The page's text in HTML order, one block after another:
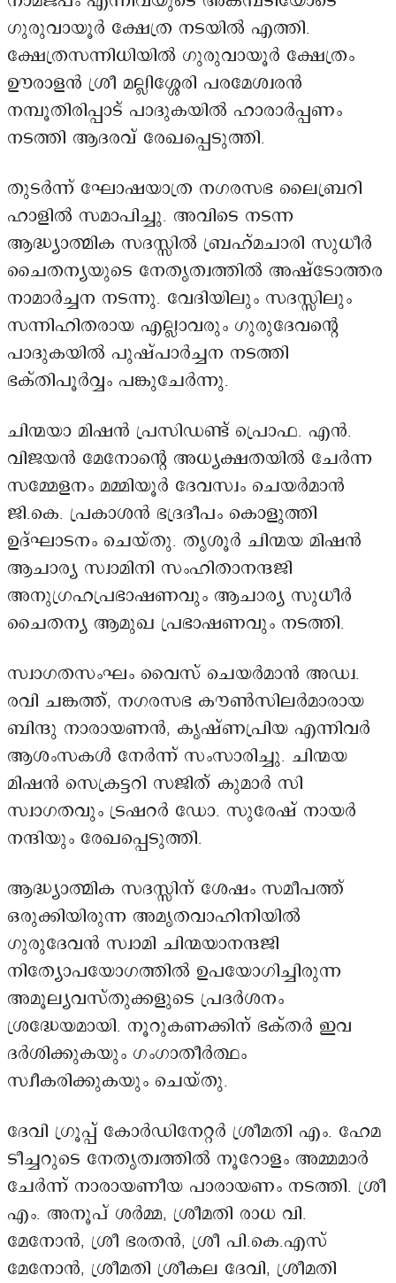
ഗുരുവായൂർ ക്ഷേത്ര നടയിൽ എത്തി.
ക്ഷേത്രസന്നിധിയിൽ ഗുരുവായൂർ ക്ഷേത്രം
ഊരാളൻ ശ്രീ മല്ലിശ്ശേരി പരമേശ്വരൻ
നമ്പൂതിരിപ്പാട് പാദുകയിൽ ഹാരാർപ്പണം
നടത്തി ആദരവ് രേഖപ്പെടുത്തി.
തുടർന്ന് ഘോഷയാത്ര നഗരസഭ ലൈബ്രറി
ഹാളിൽ സമാപിച്ചു. അവിടെ നടന്ന
ആദ്ധ്യാത്മിക സദസ്സിൽ ബ്രഹ്മചാരി സുധീർ
ചൈതന്യയുടെ നേതൃത്വത്തിൽ അഷ്ടോത്തര
നാമാർച്ചന നടന്നു. വേദിയിലും സദസ്സിലും
സന്നിഹിതരായ എല്ലാവരും ഗുരുദേവന്റെ
പാദുകയിൽ പുഷ്പാർച്ചന നടത്തി
ഭക്തിപൂർവ്വം പങ്കുചേർന്നു.
ചിന്മയാ മിഷൻ പ്രസിഡണ്ട് പ്രൊഫ. എൻ.
വിജയൻ മേനോന്റെ അധ്യക്ഷതയിൽ ചേർന്ന
സമ്മേളനം മമ്മിയൂർ ദേവസ്വം ചെയർമാൻ
ജി.കെ. പ്രകാശൻ ഭദ്രദീപം കൊളുത്തി
ഉദ്ഘാടനം ചെയ്തു. തൃശൂർ ചിന്മയ മിഷൻ
ആചാര്യ സ്വാമിനി സംഹിതാനന്ദജി
അനുഗ്രഹപ്രഭാഷണവും ആചാര്യ സുധീർ
ചൈതന്യ ആമുഖ പ്രഭാഷണവും നടത്തി.
സ്വാഗതസംഘം വൈസ് ചെയർമാൻ അഡ്വ.
രവി ചങ്കത്ത്, നഗരസഭ കൗൺസിലർമാരായ
ബിന്ദു നാരായണൻ, കൃഷ്ണപ്രിയ എന്നിവർ
ആശംസകൾ നേർന്ന് സംസാരിച്ചു. ചിന്മയ
മിഷൻ സെക്രട്ടറി സജിത് കുമാർ സി
സ്വാഗതവും ട്രഷറർ ഡോ. സുരേഷ് നായർ
നന്ദിയും രേഖപ്പെടുത്തി.
ആദ്ധ്യാത്മിക സദസ്സിന് ശേഷം സമീപത്ത്
ഒരുക്കിയിരുന്ന അമൃതവാഹിനിയിൽ
ഗുരുദേവൻ സ്വാമി ചിന്മയാനന്ദജി
നിത്യോപയോഗത്തിൽ ഉപയോഗിച്ചിരുന്ന
അമൂല്യവസ്തുക്കളുടെ പ്രദർശനം
ശ്രദ്ധേയമായി. നൂറുകണക്കിന് ഭക്തർ ഇവ
ദർശിക്കുകയും ഗംഗാതീർത്ഥം
സ്വീകരിക്കുകയും ചെയ്തു.
ദേവി ഗ്രൂപ്പ് കോർഡിനേറ്റർ ശ്രീമതി എം. ഹേമ
ടീച്ചറുടെ നേതൃത്വത്തിൽ നൂറോളം അമ്മമാർ
ചേർന്ന് നാരായണീയ പാരായണം നടത്തി. ശ്രീ
എം. അനൂപ് ശർമ്മ, ശ്രീമതി രാധ വി.
മേനോൻ, ശ്രീ ഭരതൻ, ശ്രീ പി.കെ.എസ്
മേനോൻ, ശ്രീമതി ശ്രീകല ദേവി, ശ്രീമതി